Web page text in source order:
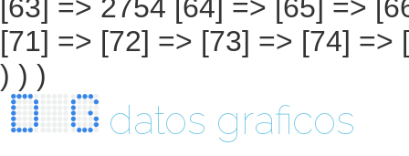
datos graficos